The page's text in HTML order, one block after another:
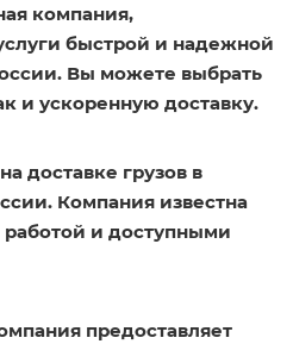
компания,
быстрой и надежной
Вы можете выбрать
и ускоренную доставку.
доставке грузов в
Компания известна
и доступными
предоставляет